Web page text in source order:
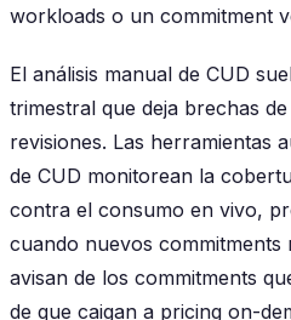
workloads o un commitment
El análisis manual de CUD
trimestral que deja brechas
revisiones. Las herramientas
de CUD monitorean la
contra el consumo en vivo,
cuando nuevos
avisan de los commitments
de que caigan a pricing on-